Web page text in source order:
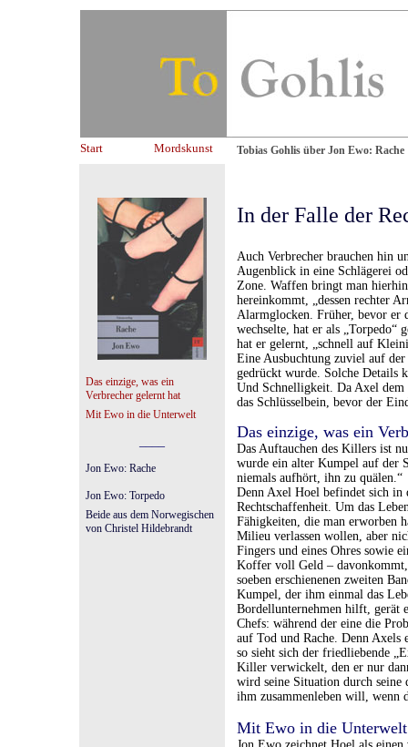
Start Mordskunst Tobias Gohlis über Jon Ewo: Rache
Das einzige, was ein
Verbrecher gelernt hat
Mit Ewo in die Unterwelt
Jon Ewo: Rache
Jon Ewo: Torpedo
Beide aus dem Norwegischen
von Christel Hildebrandt
In der Falle der
Auch Verbrecher brauchen hin
Augenblick in eine Schlägerei
Zone. Waffen bringt man
hereinkommt, „dessen rechter
Alarmglocken. Früher, bevor er
wechselte, hat er als „Torpedo“
hat er gelernt, „schnell auf
Eine Ausbuchtung zuviel auf
gedrückt wurde. Solche Details
Und Schnelligkeit. Da Axel dem
das Schlüsselbein, bevor der
Das einzige, was ein
Das Auftauchen des Killers ist
wurde ein alter Kumpel auf der
niemals aufhört, ihn zu quälen.“
Denn Axel Hoel befindet sich in
Rechtschaffenheit. Um das
Fähigkeiten, die man erworben
Milieu verlassen wollen, aber
Fingers und eines Ohres sowie
Koffer voll Geld –
soeben erschienenen zweiten
Kumpel, der ihm einmal das
Bordellunternehmen hilft, gerät
Chefs: während der eine die
auf Tod und Rache. Denn
so sieht sich der friedliebende
Killer verwickelt, den er nur
wird seine Situation durch
ihm zusammenleben will, wenn
Mit Ewo in die Unterwelt